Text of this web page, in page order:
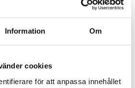
Information Om
cookies
för att anpassa innehållet